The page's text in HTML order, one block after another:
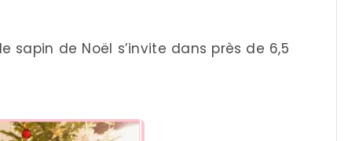
de Noël s’invite dans près de 6,5